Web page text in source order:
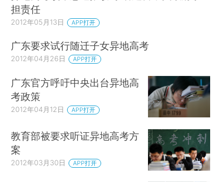
担责任
2012年05月13日 APP打开
广东要求试行随迁子女异地高考
2012年04月26日 APP打开
广东官方呼吁中央出台异地高
考政策
2012年04月12日 APP打开
教育部被要求听证异地高考方
案
2012年03月30日 APP打开